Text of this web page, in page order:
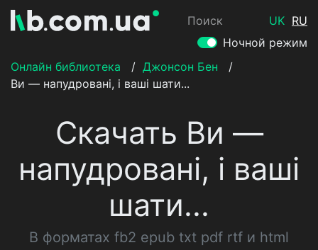
Поиск UK RU
Ночной режим
Онлайн библиотека
/ Джонсон Бен
/
Ви — напудровані, і ваші шати...
Скачать Ви —
напудровані, і ваші
шати...
В форматах fb2 epub txt pdf rtf и html